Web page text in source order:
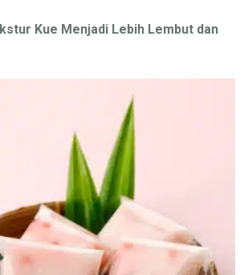
Kue Menjadi Lebih Lembut dan